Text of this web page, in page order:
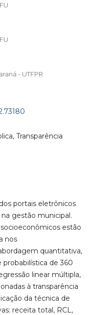
- UTFPR
Transparência
portais eletrônicos
gestão municipal.
estão
nos
quantitativa,
de 360
linear múltipla,
à transparência
da técnica de
receita total, RCL,